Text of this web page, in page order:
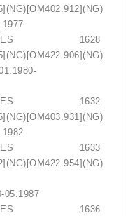
02.1977
& BUSES 1628
& BUSES 1632
08.1982
& BUSES 1633
05.1987
& BUSES 1636